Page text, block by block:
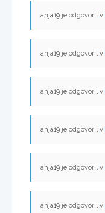
anja19 je odgovoril v
anja19 je odgovoril v
anja19 je odgovoril v
anja19 je odgovoril v
anja19 je odgovoril v
anja19 je odgovoril v